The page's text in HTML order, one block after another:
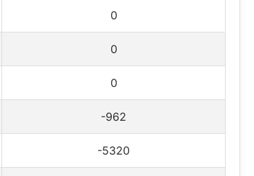
0
0
0
-962
-5320